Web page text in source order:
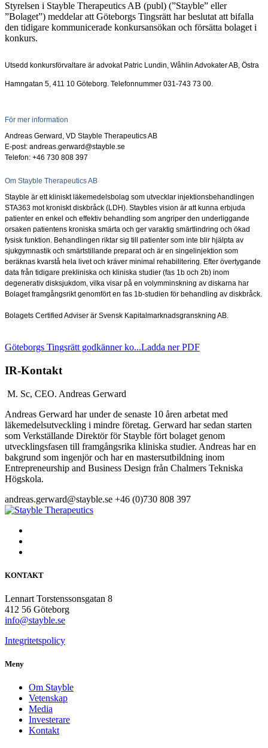
Styrelsen i Stayble Therapeutics AB (publ) (”Stayble” eller
”Bolaget”) meddelar att Göteborgs Tingsrätt har beslutat att bifalla
den tidigare kommunicerade konkursansökan och försätta bolaget i
konkurs.
Utsedd konkursförvaltare är advokat Patric Lundin, Wåhlin Advokater AB, Östra
Hamngatan 5, 411 10 Göteborg. Telefonnummer 031-743 73 00.
För mer information
Andreas Gerward, VD Stayble Therapeutics AB
E-post: andreas.gerward@stayble.se
Telefon: +46 730 808 397
Om Stayble Therapeutics AB
Stayble är ett kliniskt läkemedelsbolag som utvecklar injektionsbehandlingen
STA363 mot kroniskt diskbråck (LDH). Staybles vision är att kunna erbjuda
patienter en enkel och effektiv behandling som angriper den underliggande
orsaken patientens kroniska smärta och ger varaktig smärtlindring och ökad
fysisk funktion. Behandlingen riktar sig till patienter som inte blir hjälpta av
sjukgymnastik och smärtstillande preparat och är en singelinjektion som
beräknas kvarstå hela livet och kräver minimal rehabilitering. Efter övertygande
data från tidigare prekliniska och kliniska studier (fas 1b och 2b) inom
degenerativ disksjukdom, vilka visar på en volymminskning av diskarna har
Bolaget framgångsrikt genomfört en fas 1b-studien för behandling av diskbråck.
Bolagets Certified Adviser är Svensk Kapitalmarknadsgranskning AB.
Göteborgs Tingsrätt godkänner ko...Ladda ner PDF
IR-Kontakt
M. Sc, CEO. Andreas Gerward
Andreas Gerward har under de senaste 10 åren arbetat med
läkemedelsutveckling i mindre företag. Gerward har sedan starten
som Verkställande Direktör för Stayble fört bolaget genom
utvecklingsfasen till framgångsrika kliniska studier. Andreas har en
bakgrund som ingenjör och har en mastersutbildning inom
Entrepreneurship and Business Design från Chalmers Tekniska
Högskola.
andreas.gerward@stayble.se +46 (0)730 808 397
KONTAKT
Lennart Torstenssonsgatan 8
412 56 Göteborg
info@stayble.se
Integritetspolicy
Meny
Om Stayble
Vetenskap
Media
Investerare
Kontakt